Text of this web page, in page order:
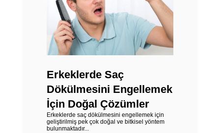
Erkeklerde Saç
Dökülmesini Engellemek
İçin Doğal Çözümler
Erkeklerde saç dökülmesini engellemek için
geliştirilmiş pek çok doğal ve bitkisel yöntem
bulunmaktadır...